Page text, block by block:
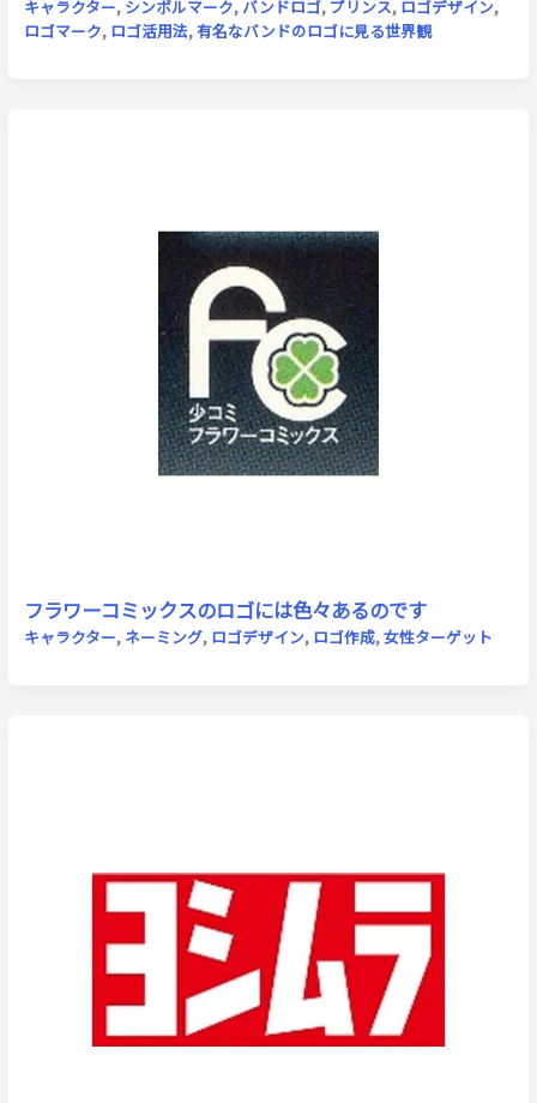
キャラクター, シンボルマーク, バンドロゴ, プリンス, ロゴデザイン,
ロゴマーク, ロゴ活用法,有名なバンドのロゴに見る世界観
フラワーコミックスのロゴには色々あるのです
キャラクター, ネーミング, ロゴデザイン, ロゴ作成,女性ターゲット